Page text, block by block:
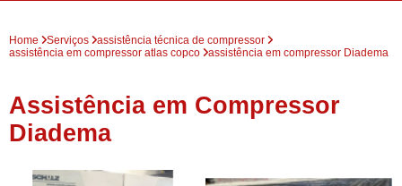
Home Serviços
assistência técnica de compressor
assistência em compressor atlas copco
assistência em compressor Diadema
Assistência em Compressor
Diadema